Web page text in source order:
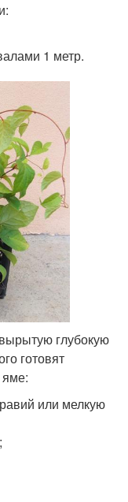
1 метр.
глубокую
готовят
или мелкую